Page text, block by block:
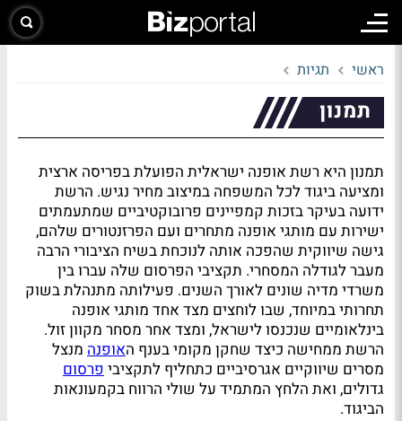
ראשי תגיות
תמנון
תמנון היא רשת אופנה ישראלית הפועלת בפריסה ארצית
ומציעה ביגוד לכל המשפחה במיצוב מחיר נגיש. הרשת
ידועה בעיקר בזכות קמפיינים פרובוקטיביים שמתעמתים
ישירות עם מותגי אופנה מתחרים ועם הפרזנטורים שלהם,
גישה שיווקית שהפכה אותה לנוכחת בשיח הציבורי הרבה
מעבר לגודלה המסחרי. תקציבי הפרסום שלה עברו בין
משרדי מדיה שונים לאורך השנים. פעילותה מתנהלת בשוק
תחרותי במיוחד, שבו לוחצים מצד אחד מותגי אופנה
בינלאומיים שנכנסו לישראל, ומצד אחר מסחר מקוון זול.
הרשת ממחישה כיצד שחקן מקומי בענף האופנה מנצל
מסרים שיווקיים אגרסיביים כתחליף לתקציביפרסום
גדולים, ואת הלחץ המתמיד על שולי הרווח בקמעונאות
הביגוד.